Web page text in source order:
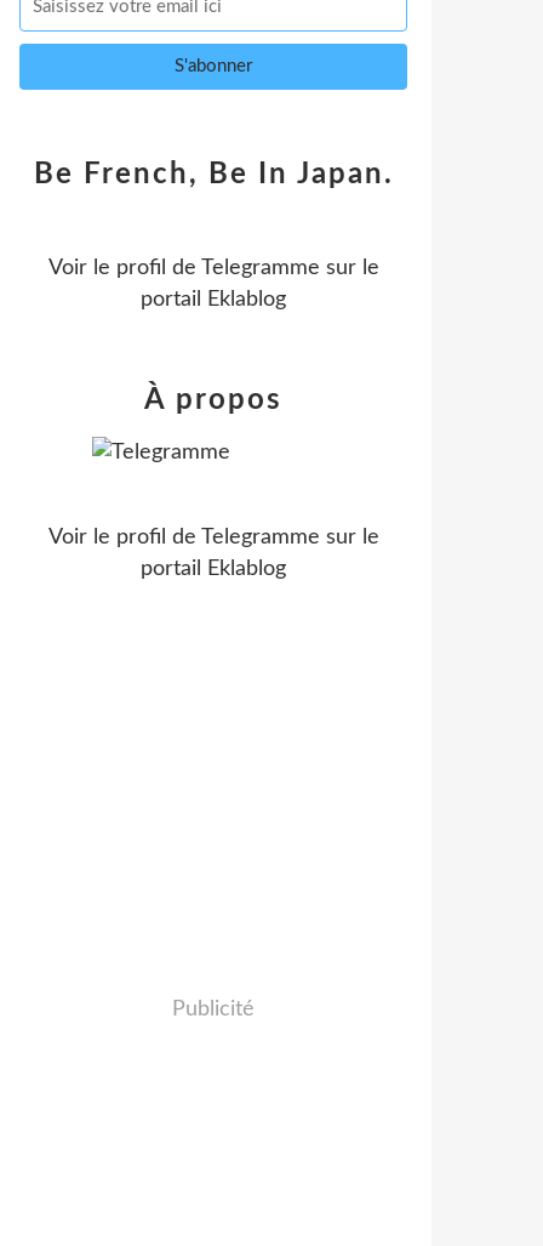
Be French, Be In Japan.
Voir le profil de Telegramme sur le
portail Eklablog
À propos
Voir le profil de Telegramme sur le
portail Eklablog
Publicité